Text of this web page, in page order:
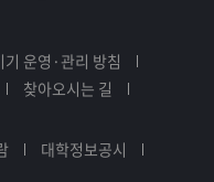
운영·관리 방침
찾아오시는 길
대학정보공시